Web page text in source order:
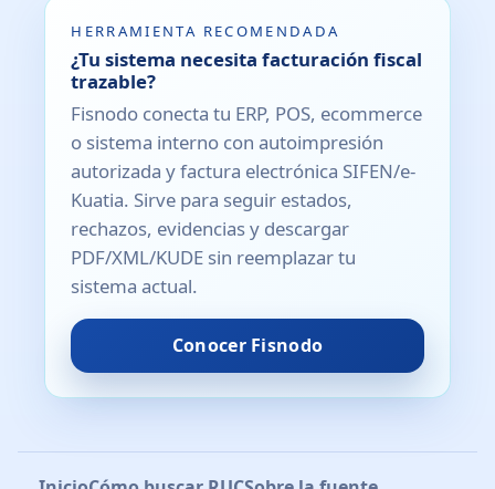
HERRAMIENTA RECOMENDADA
¿Tu sistema necesita facturación fiscal
trazable?
Fisnodo conecta tu ERP, POS, ecommerce
o sistema interno con autoimpresión
autorizada y factura electrónica SIFEN/e-
Kuatia. Sirve para seguir estados,
rechazos, evidencias y descargar
PDF/XML/KUDE sin reemplazar tu
sistema actual.
Conocer Fisnodo